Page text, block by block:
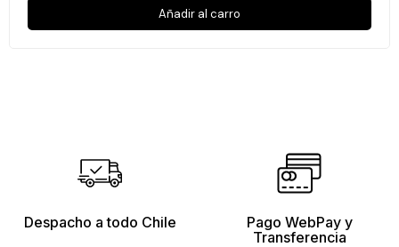
Añadir al carro
Despacho a todo Chile
Pago WebPay y
Transferencia